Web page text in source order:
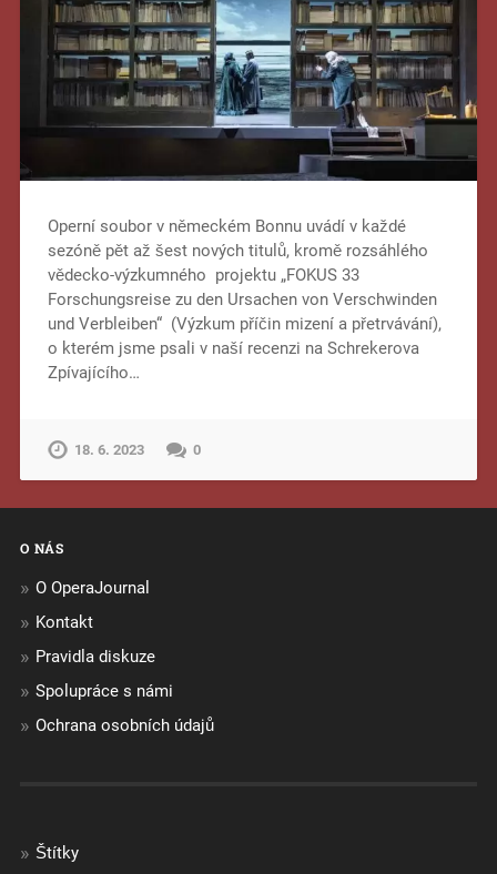
Operní soubor v německém Bonnu uvádí v každé
sezóně pět až šest nových titulů, kromě rozsáhlého
vědecko-výzkumného projektu „FOKUS 33
Forschungsreise zu den Ursachen von Verschwinden
und Verbleiben“ (Výzkum příčin mizení a přetrvávání),
o kterém jsme psali v naší recenzi na Schrekerova
Zpívajícího…
18. 6. 2023 0
O NÁS
O OperaJournal
Kontakt
Pravidla diskuze
Spolupráce s námi
Ochrana osobních údajů
Štítky